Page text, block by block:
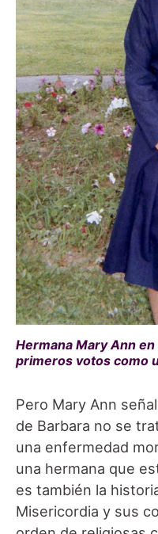
Hermana Mary Ann
primeros votos como
Pero Mary Ann
de Barbara no se
una enfermedad
una hermana que
es también la
Misericordia y sus